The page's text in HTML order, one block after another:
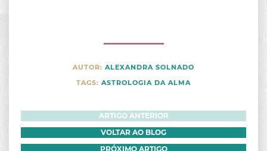
SINAIS DO CORPO E DA ALMA
FEVEREIRO
ABRIL
JANEIRO
MARÇO
MAIO
JUNHO
2022
NOVEMBRO
AUTOR: ALEXANDRA SOLNADO
TAGS: ASTROLOGIA DA ALMA
ARTIGO ANTERIOR
VOLTAR AO BLOG
PRÓXIMO ARTIGO